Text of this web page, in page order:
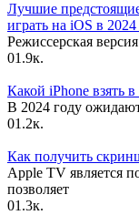
Лучшие
играть на iOS в
Режиссерская
01.9к.
Какой iPhone взять
В 2024 году
01.2к.
Как получить
Apple TV является
позволяет
01.3к.